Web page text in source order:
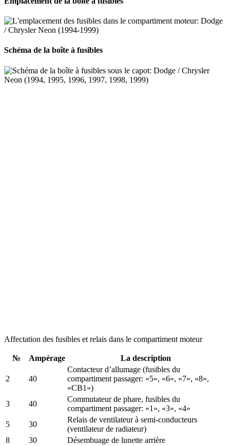
Schéma de la boîte à fusibles
Affectation des fusibles et relais dans le compartiment moteur
№ Ampérage La description
2 40
Contacteur d’allumage (fusibles du
compartiment passager: «5», «6», «7», «8»,
«CB1»)
3
40
Commutateur de phare, fusibles du
compartiment passager: «1», «3», «4»
5
30
Relais de ventilateur à semi-conducteurs
(ventilateur de radiateur)
8
30
Désembuage de lunette arrière